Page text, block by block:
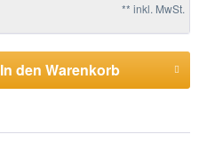
** inkl. MwSt.
In den Warenkorb